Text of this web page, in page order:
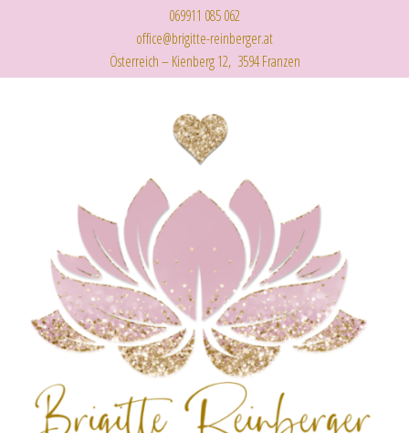
069911 085 062
office@brigitte-reinberger.at
Österreich – Kienberg 12, 3594 Franzen